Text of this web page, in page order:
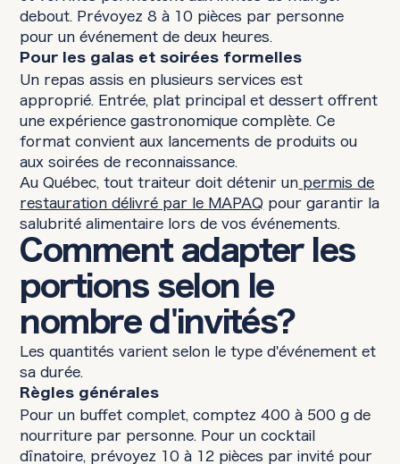
debout. Prévoyez 8 à 10 pièces par personne
pour un événement de deux heures.
Pour les galas et soirées formelles
Un repas assis en plusieurs services est
approprié. Entrée, plat principal et dessert offrent
une expérience gastronomique complète. Ce
format convient aux lancements de produits ou
aux soirées de reconnaissance.
Au Québec, tout traiteur doit détenir un permis de
restauration délivré par le MAPAQ pour garantir la
salubrité alimentaire lors de vos événements.
Comment adapter les
portions selon le
nombre d'invités?
Les quantités varient selon le type d'événement et
sa durée.
Règles générales
Pour un buffet complet, comptez 400 à 500 g de
nourriture par personne. Pour un cocktail
dînatoire, prévoyez 10 à 12 pièces par invité pour